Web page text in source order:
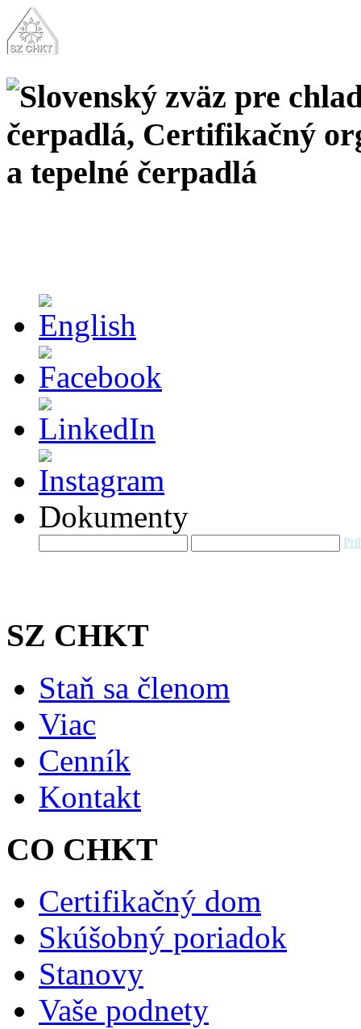
Dokumenty
SZ CHKT
Staň sa členom
Viac
Cenník
Kontakt
CO CHKT
Certifikačný dom
Skúšobný poriadok
Stanovy
Vaše podnety